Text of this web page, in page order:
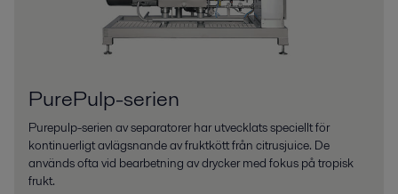
PurePulp-serien
Purepulp-serien av separatorer har utvecklats speciellt för
kontinuerligt avlägsnande av fruktkött från citrusjuice. De
används ofta vid bearbetning av drycker med fokus på tropisk
frukt.